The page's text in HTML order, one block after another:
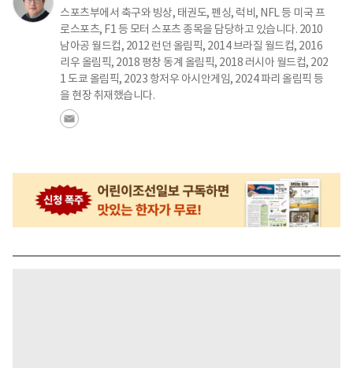
스포츠부에서 축구와 빙상, 태권도, 펜싱, 럭비, NFL 등 미국 프
로스포츠, F1 등 모터 스포츠 종목을 담당하고 있습니다. 2010
남아공 월드컵, 2012 런던 올림픽, 2014 브라질 월드컵, 2016
리우 올림픽, 2018 평창 동계 올림픽, 2018 러시아 월드컵, 202
1 도쿄 올림픽, 2023 항저우 아시안게임, 2024 파리 올림픽 등
을 현장 취재했습니다.